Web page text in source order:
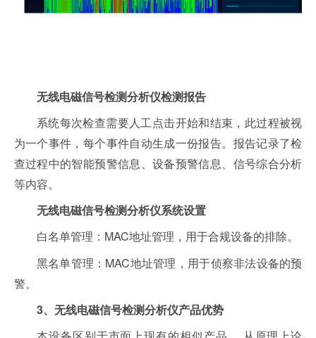
无线电磁信号检测分析仪检测报告
系统每次检查需要人工点击开始和结束，此过程被视
为一个事件，每个事件自动生成一份报告。报告记录了检
查过程中的智能预警信息、设备预警信息、信号综合分析
等内容。
无线电磁信号检测分析仪系统设置
白名单管理：MAC地址管理，用于合规设备的排除。
黑名单管理：MAC地址管理，用于侦察非法设备的预
警。
3、无线电磁信号检测分析仪产品优势